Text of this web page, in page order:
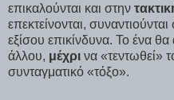
επικαλούνται και στην
επεκτείνονται,
εξίσου επικίνδυνα. Το ένα θα
άλλου, μέχρι να «τεντωθεί»
συνταγματικό «τόξο».